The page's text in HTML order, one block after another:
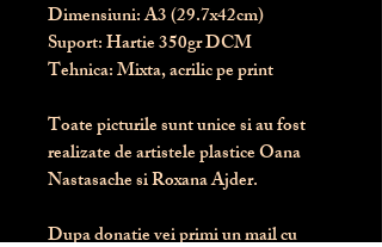
Dimensiuni: A3 (29.7x42cm)
Suport: Hartie 350gr DCM
Tehnica: Mixta, acrilic pe print
Toate picturile sunt unice si au fost
realizate de artistele plastice Oana
Nastasache si Roxana Ajder.
Dupa donatie vei primi un mail cu